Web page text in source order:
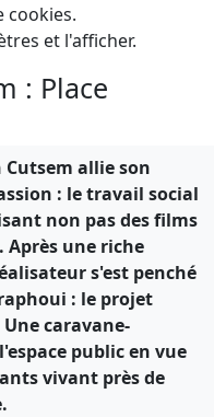
cookies.
et l'afficher.
: Place
allie son
: le travail social
non pas des films
Après une riche
s'est penché
: le projet
Une caravane-
public en vue
vivant près de